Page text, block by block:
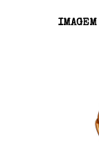
IMAGEM